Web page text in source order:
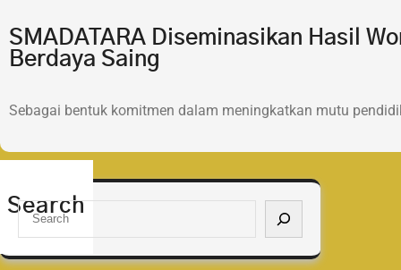
SMADATARA Diseminasikan Hasil
Berdaya Saing
Sebagai bentuk komitmen dalam meningkatkan mutu
Search
S
a